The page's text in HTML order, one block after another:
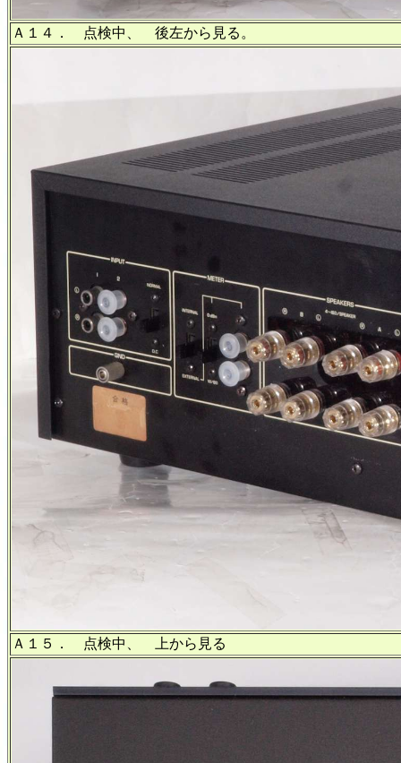
Ａ１４． 点検中、 後左から見る。
Ａ１５． 点検中、 上から見る